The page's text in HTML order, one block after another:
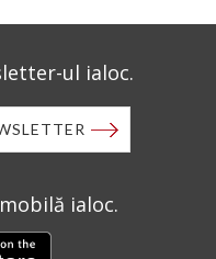
ul ialoc.
ialoc.